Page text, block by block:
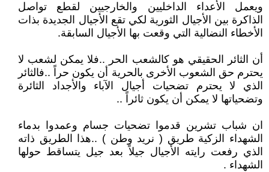
ويعمل الأعداء الداخليين والخارجيين لقطع تواصل
الذاكرة بين الأجيال الثورية لكي تقع الأجيال الجديدة بذات
الأخطاء النضالية التي وقعت بها الأجيال السابقة.
أن الثائر الحقيقي هو كالشعب الحر ..فلا يمكن لشعب لا
يحترم حق الشعوب الأخرى بالحرية أن يكون حراً ..فالثائر
الذي لا يحترم تضحيات أجيال الآباء والأجداد الثائرة
وتضحياتها لا يمكن أن يكون ثائراً ..
ان شباب تشرين قدموا تضحيات جسام وعمدوا بدماء
الشهداء الزكية طريق ( نريد وطن ) ..هذا الطريق ذاته
الذي رفعت رايته الأجيال جيلاً بعد جيل يتساقط حولها
الشهداء .